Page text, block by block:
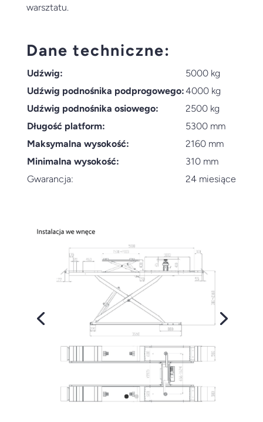
warsztatu.
Dane techniczne:
Udźwig:
5000 kg
Udźwig podnośnika podprogowego:4000 kg
Udźwig podnośnika osiowego:
2500 kg
Długość platform:
5300 mm
Maksymalna wysokość:
2160 mm
Minimalna wysokość:
310 mm
Gwarancja:
24 miesiące